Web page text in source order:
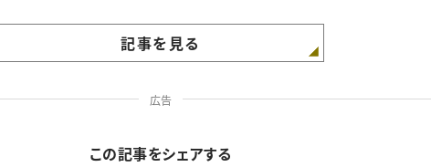
記事を見る
広告
この記事をシェアする